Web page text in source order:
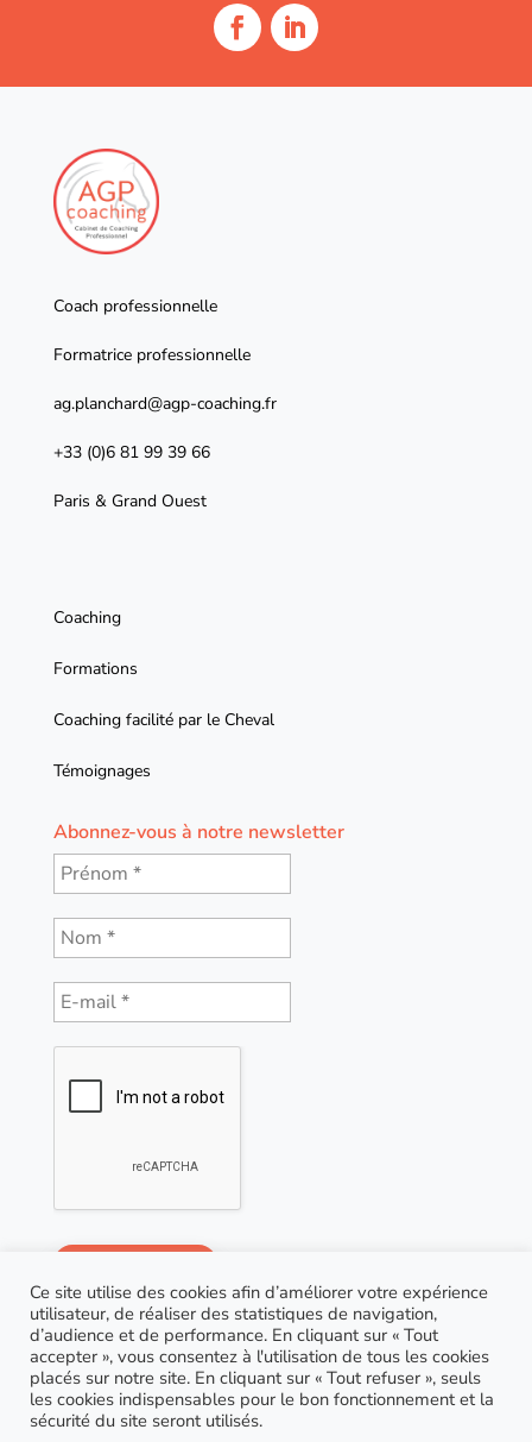
Coach professionnelle
Formatrice professionnelle
ag.planchard@agp-coaching.fr
+33 (0)6 81 99 39 66
Paris & Grand Ouest
Coaching
Formations
Coaching facilité par le Cheval
Témoignages
Abonnez-vous à notre newsletter
Ce site utilise des cookies afin d’améliorer votre expérience
utilisateur, de réaliser des statistiques de navigation,
d’audience et de performance. En cliquant sur « Tout
accepter », vous consentez à l'utilisation de tous les cookies
placés sur notre site. En cliquant sur « Tout refuser », seuls
les cookies indispensables pour le bon fonctionnement et la
sécurité du site seront utilisés.